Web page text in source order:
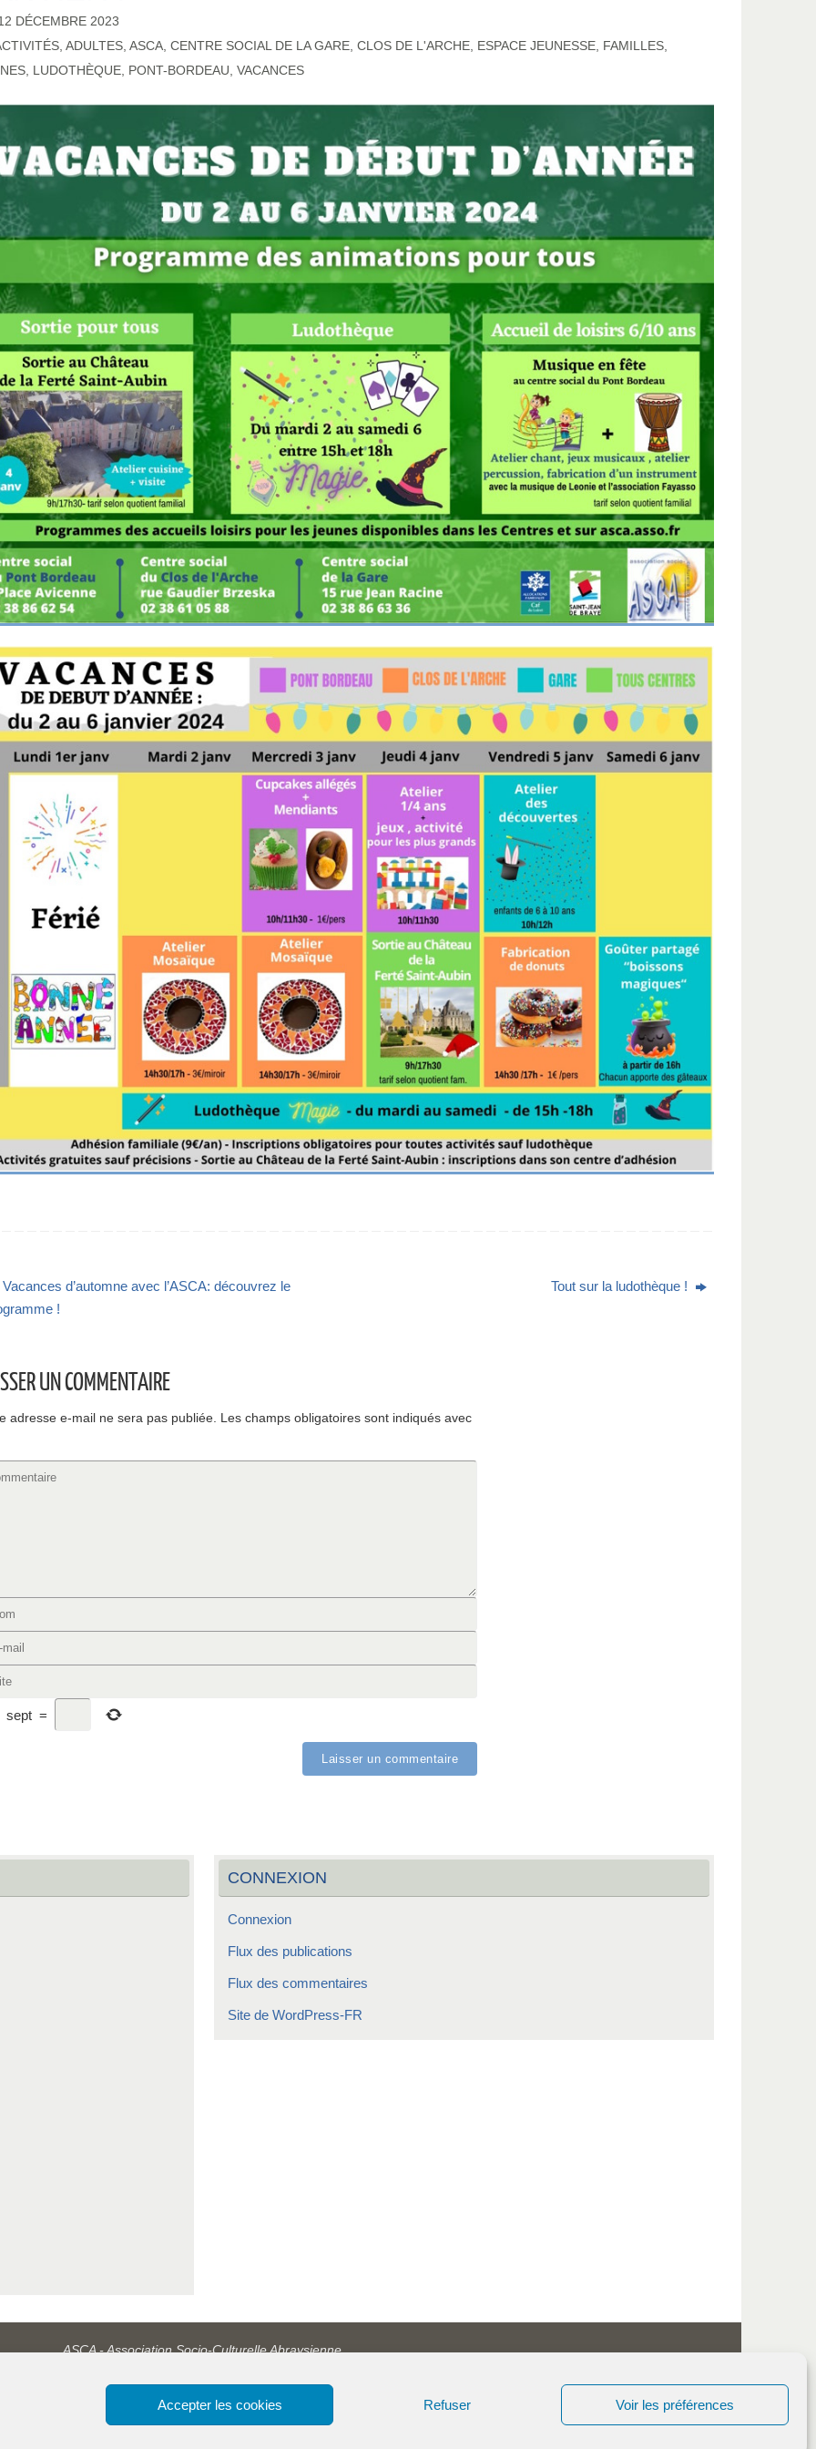
Accepter les cookies Refuser Voir les préférences
DÉCEMBRE 2023
,ADULTES,ASCA,CENTRE SOCIAL DE LA GARE,CLOS DE L'ARCHE, ESPACE JEUNESSE, FAMILLES,
, LUDOTHÈQUE, PONT-BORDEAU, VACANCES
Vacances d’automne avec l’ASCA: découvrez le
!
Tout sur la ludothèque !
UN COMMENTAIRE
adresse e-mail ne sera pas publiée. Les champs obligatoires sont indiqués avec
sept =
CONNEXION
Connexion
Flux des publications
Flux des commentaires
Site de WordPress-FR
ASCA - Association Socio-Culturelle Abraysienne.
Fièrement propulsé parTempera&WordPress.